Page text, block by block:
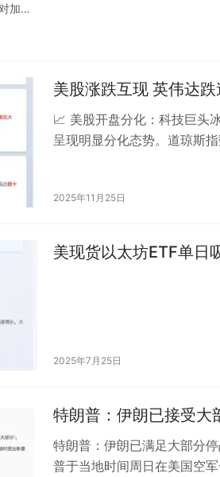
加…
美股涨跌互现 英伟达跌
📈 美股开盘分化：科技巨头
呈现明显分化态势。道琼斯
2025年11月25日
美现货以太坊ETF单日
2025年7月25日
特朗普：伊朗已接受大
特朗普：伊朗已满足大部分
普于当地时间周日在美国空